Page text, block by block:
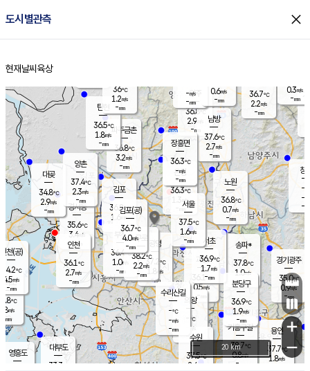
도시별관측 close
홈
현재날씨 육상
의도
℃
m/s
mm
영흥도
양주
36.8℃
2.9
-mm
과천
36.1℃
0.5m/s
- mm
용인
37.7℃
1.8m/s
경기광주
35.0℃
0.9m/s
-mm
대부도
33.3
경서동
35.6℃
3.4 m/s
-mm
파주금촌
36.8℃
3.2m/s
-mm
36.7℃
2.2m/s
-mm
대곶
34.8℃
2.9m/s
-mm
창
-
-m/
-
탄현
36.5℃
1.8m/s
-mm
0.3m/s
-mm
의왕
- ℃
m/s
mm
김포
36.8℃
1.6 m/s
mm
광명
37.2 ℃
1.8 m/s
-mm
부천
36.4℃
1.0m/s
-mm
양촌
37.4℃
2.3m/s
-mm
구로
38.2℃
2.2m/s
-mm
은평
36.3℃
1.3 m/s
- mm
노원
36.8℃
0.7m/s
-mm
송파*
37.8℃
1.0m/s
-mm
서초
36.9℃
1.7m/s
-mm
남방
37.6℃
2.7m/s
-mm
기흥구갈
38.7℃
0.8m/s
-
수리산길
-℃
-m/s
-mm
분당구
36.9℃
1.9m/s
-mm
장흥면
36.3℃
-m/s
-mm
-m/s
-mm
인천(공)
34.2℃
4.5m/s
-mm
김포(공)
36.7℃
4.0m/s
-mm
수원
37.5℃
2.4 m/s
인천
36.1℃
2.7m/s
-mm
서울
37.5℃
1.6m/s
-mm
36℃
1.2m/s
-mm
0.6m/s
-mm
+
−
20 km